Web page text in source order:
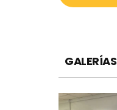
GALERÍAS